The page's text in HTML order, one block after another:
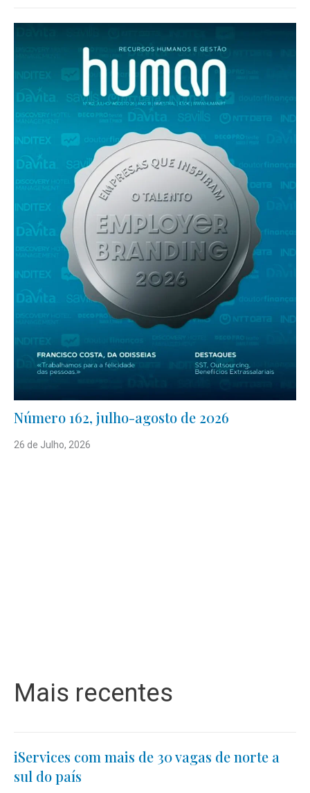
Número 162, julho-agosto de 2026
26 de Julho, 2026
Mais recentes
iServices com mais de 30 vagas de norte a
sul do país